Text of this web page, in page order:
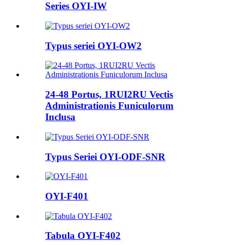
Series OYI-IW
Typus seriei OYI-OW2
24-48 Portus, 1RUI2RU Vectis
Administrationis Funiculorum
Inclusa
Typus Seriei OYI-ODF-SNR
OYI-F401
Tabula OYI-F402